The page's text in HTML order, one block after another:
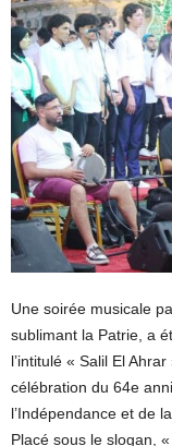
Une soirée musicale
sublimant la Patrie, a
l’intitulé « Salil El
célébration du 64e
l’Indépendance et de
Placé sous le slogan,